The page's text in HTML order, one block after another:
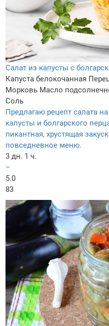
Салат из капусты с
Капуста белокочанная
Морковь Масло
Соль
Предлагаю рецепт салата
капусты и болгарского
пикантная, хрустящая
повседневное меню.
3 дн. 1 ч.
–
5.0
83